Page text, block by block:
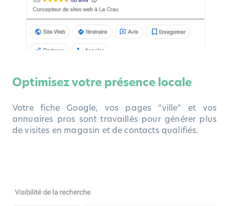
Optimisez votre présence locale
Votre fiche Google, vos pages “ville” et vos
annuaires pros sont travaillés pour générer plus
de visites en magasin et de contacts qualifiés.